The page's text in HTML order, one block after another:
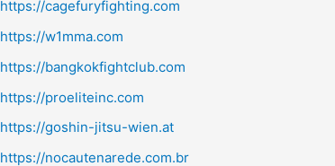
https://cagefuryfighting.com
https://w1mma.com
https://bangkokfightclub.com
https://proeliteinc.com
https://goshin-jitsu-wien.at
https://nocautenarede.com.br